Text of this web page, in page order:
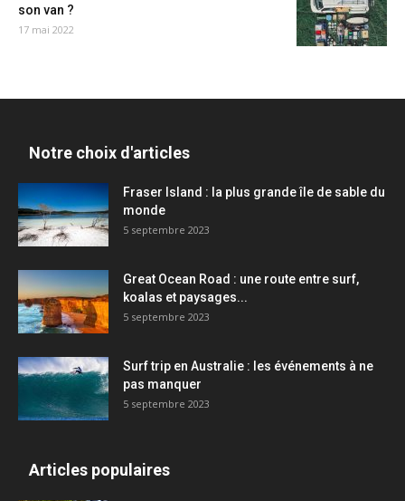
son van ?
17 mai 2022
Notre choix d'articles
Fraser Island : la plus grande île de sable du
monde
5 septembre 2023
Great Ocean Road : une route entre surf,
koalas et paysages...
5 septembre 2023
Surf trip en Australie : les événements à ne
pas manquer
5 septembre 2023
Articles populaires